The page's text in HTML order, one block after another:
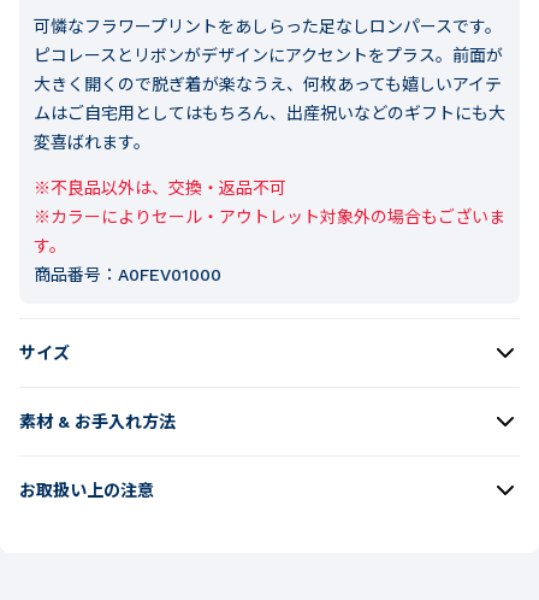
可憐なフラワープリントをあしらった足なしロンパースです。
ピコレースとリボンがデザインにアクセントをプラス。前面が
大きく開くので脱ぎ着が楽なうえ、何枚あっても嬉しいアイテ
ムはご自宅用としてはもちろん、出産祝いなどのギフトにも大
変喜ばれます。
※不良品以外は、交換・返品不可
※カラーによりセール・アウトレット対象外の場合もございま
す。
商品番号： A0FEV01000
サイズ
素材 & お手入れ方法
お取扱い上の注意